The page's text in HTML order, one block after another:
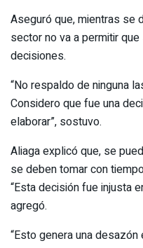
Aseguró que, mientras se
sector no va a permitir
decisiones.
“No respaldo de ninguna
Considero que fue una
elaborar”, sostuvo.
Aliaga explicó que, se
se deben tomar con
“Esta decisión fue injusta
agregó.
“Esto genera una